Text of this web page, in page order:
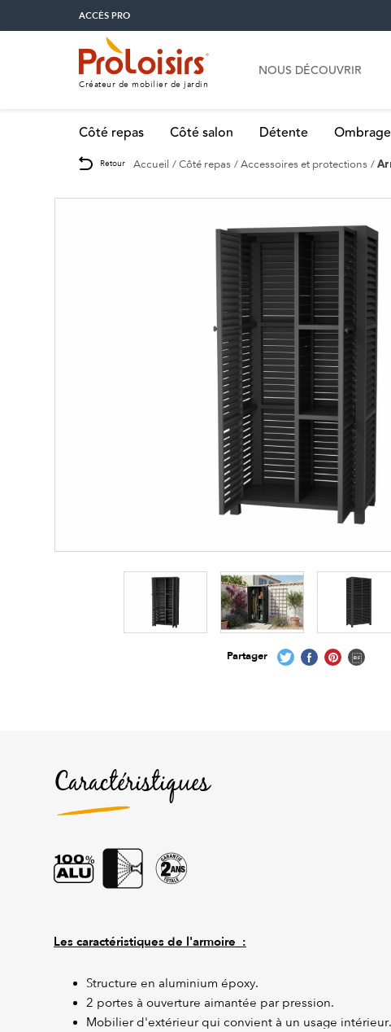
ACCÈS PRO
Créateur de mobilier de jardin
NOUS DÉCOUVRIR
Côté repas Côté salon Détente Ombrage
Retour Accueil Côté repas Accessoires et protections
Partager
Caractéristiques
Les caractéristiques de l'armoire :
Structure en aluminium époxy.
2 portes à ouverture aimantée par pression.
Mobilier d'extérieur qui convient à un usage intérieur.